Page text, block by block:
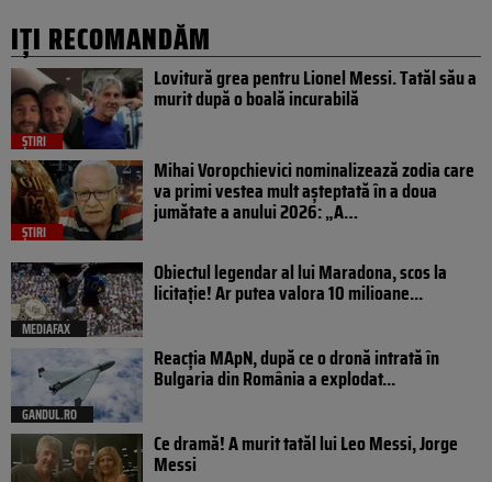
IȚI RECOMANDĂM
ȘTIRI
Lovitură grea pentru Lionel Messi. Tatăl său a
murit după o boală incurabilă
ȘTIRI
Mihai Voropchievici nominalizează zodia care
va primi vestea mult așteptată în a doua
jumătate a anului 2026: „A…
MEDIAFAX
Obiectul legendar al lui Maradona, scos la
licitație! Ar putea valora 10 milioane...
GANDUL.RO
Reacția MApN, după ce o dronă intrată în
Bulgaria din România a explodat...
Ce dramă! A murit tatăl lui Leo Messi, Jorge
Messi